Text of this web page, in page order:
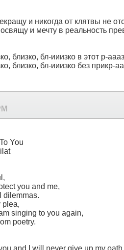
и никогда от клятвы не
и мечту в реальность
близко, бл-ииизко в этот р-
близко, бл-ииизко без прикр-
You
you and me,
dilemmas.
plea,
singing to you again,
poetry.
and I will never give up my oath,